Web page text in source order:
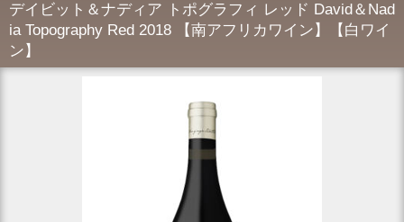
デイビット＆ナディア トポグラフィ レッド David＆Nad
ia Topography Red 2018 【南アフリカワイン】【白ワイ
ン】